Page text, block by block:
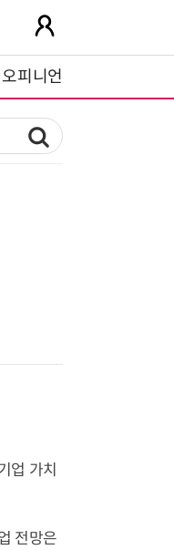
오피니언
업 가치
전망은